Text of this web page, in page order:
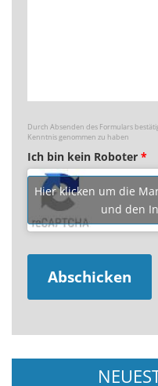
Durch Absenden des Formulars
Kenntnis genommen zu haben
Ich bin kein Roboter *
Hier klicken um die
und den